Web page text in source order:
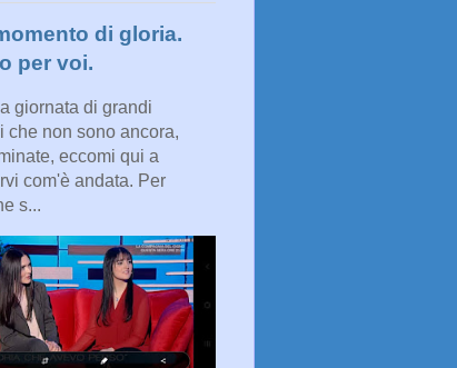
di gloria.
per voi.
giornata di grandi
che non sono ancora,
eccomi qui a
com'è andata. Per
s...